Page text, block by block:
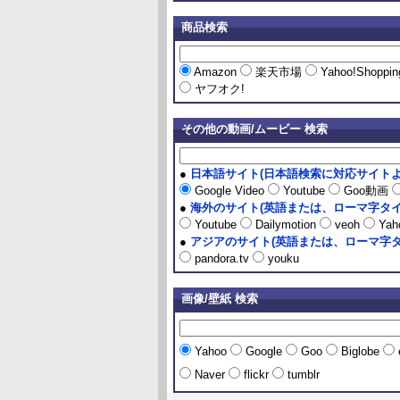
商品検索
Amazon 楽天市場
ヤフオク!
その他の動画/ムービー 検索
● 日本語サイト(日本語検索に対応サイト
Google Video
Youtube
Goo動画
● 海外のサイト(英語または、ローマ字タ
Youtube
Dailymotion veoh
● アジアのサイト(英語または、ローマ字
pandora.tv
youku
画像/壁紙 検索
Yahoo Google Goo Biglobe
Naver
flickr tumblr